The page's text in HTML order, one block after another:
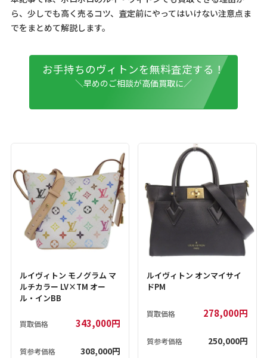
ら、少しでも高く売るコツ、査定前にやってはいけない注意点ま
でをまとめて解説します。
お手持ちのヴィトンを無料査定する！
＼早めのご相談が高価買取に／
ルイヴィトン モノグラム マ
ルチカラー LV×TM オー
ル・インBB
買取価格 343,000円
質参考価格 308,000円
ルイヴィトン オンマイサイ
ドPM
買取価格 278,000円
質参考価格 250,000円